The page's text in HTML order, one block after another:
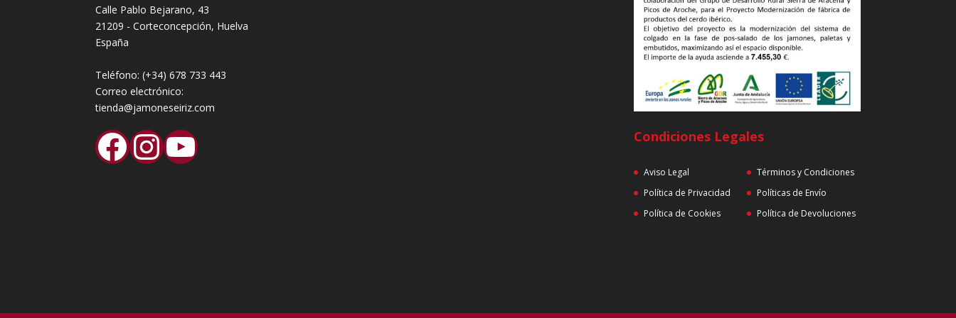
Calle Pablo Bejarano, 43
21209 - Corteconcepción, Huelva
España
Teléfono:(+34) 678 733 443
Correo electrónico:
tienda@jamoneseiriz.com
Facebook
Instagram
YouTube Condiciones Legales
Aviso Legal
Política de Privacidad
Política de Cookies
Términos y Condiciones
Políticas de Envío
Política de Devoluciones